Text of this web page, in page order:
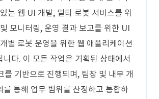
는 웹 UI 개발, 멀티 로봇 서비스를 위
모니터링, 운영 결과 보고를 위한 UI
별 로봇 운영을 위한 웹 애플리케이션
니다. 이 모든 작업은 기획된 상태에서
를 기반으로 진행되며, 팀장 및 내부 개
를 통해 업무 범위를 산정하고 통합하